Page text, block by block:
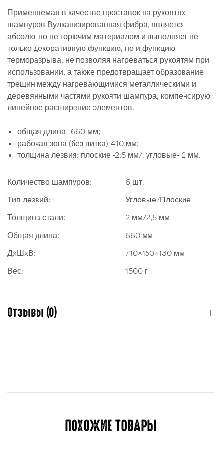
Применяемая в качестве проставок на рукоятях
шампуров Вулканизированная фибра, является
абсолютно не горючим материалом и выполняет не
только декоративную функцию, но и функцию
терморазрыва, не позволяя нагреваться рукоятям при
использовании, а также предотвращает образование
трещин между нагревающимися металлическими и
деревянными частями рукояти шампура, компенсирую
линейное расширение элементов.
общая длина- 660 мм;
рабочая зона (без витка)-410 мм;
толщина лезвия: плоские -2,5 мм/. угловые- 2 мм.
Количество шампуров:
6 шт.
Тип лезвий:
Угловые/Плоские
Толщина стали:
2 мм/2,5 мм
Общая длина:
660 мм
ДxШxВ:
710x150x130 мм
Вес:
1500 г
Отзывы (0)
ПОХОЖИЕ ТОВАРЫ